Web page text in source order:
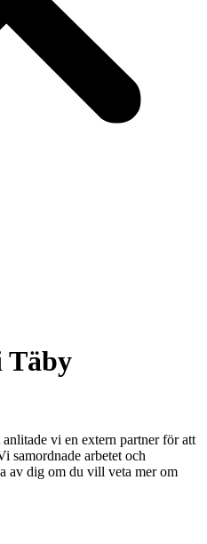
Täby
vi en extern partner för att
samordnade arbetet och
av dig om du vill veta mer om